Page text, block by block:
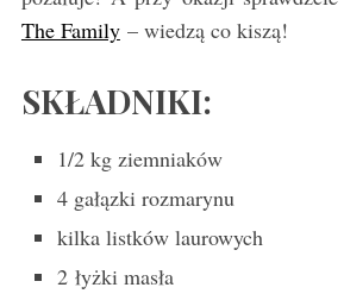
The Family– wiedzą co kiszą!
SKŁADNIKI:
1/2 kg ziemniaków
4 gałązki rozmarynu
kilka listków laurowych
2 łyżki masła